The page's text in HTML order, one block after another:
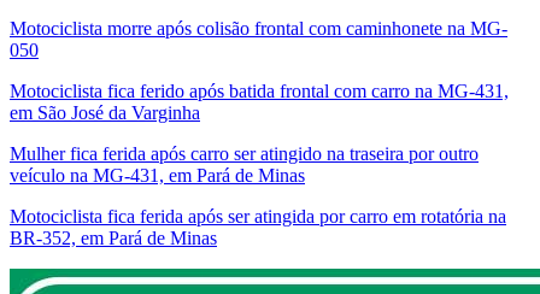
Motociclista morre após colisão frontal com caminhonete na MG-
050
Motociclista fica ferido após batida frontal com carro na MG-431,
em São José da Varginha
Mulher fica ferida após carro ser atingido na traseira por outro
veículo na MG-431, em Pará de Minas
Motociclista fica ferida após ser atingida por carro em rotatória na
BR-352, em Pará de Minas